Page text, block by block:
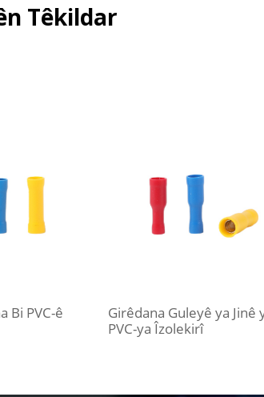
Têkildar
Bi PVC-ê
Girêdana Guleyê ya Jinê
PVC-ya Îzolekirî